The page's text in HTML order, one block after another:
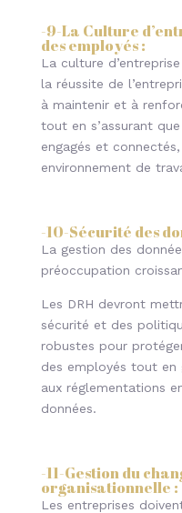
-9-La Culture
des employés:
La culture
la réussite de
à maintenir et à
tout en s’assurant
engagés et
environnement de
-10-Sécurité des
La gestion des
préoccupation
Les DRH devront
sécurité et des
robustes pour
des employés tout
aux réglementations
données.
-11-Gestion du
organisationnelle :
Les entreprises